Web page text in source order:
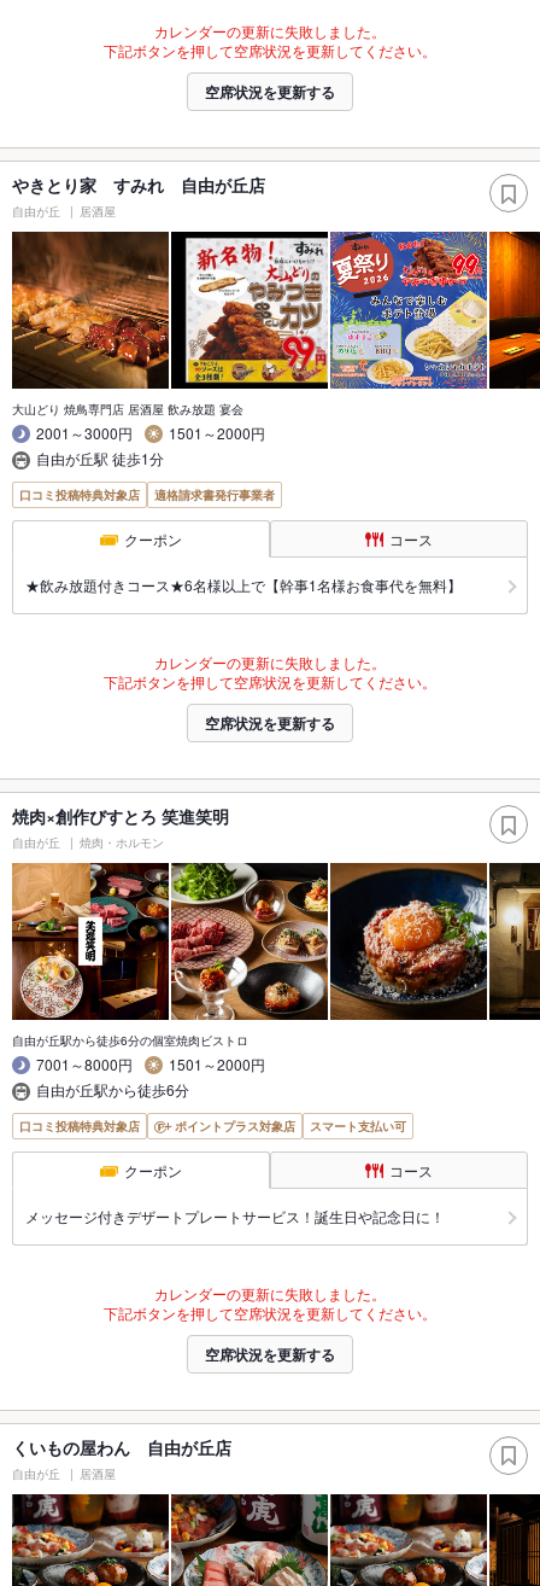
カレンダーの更新に失敗しました。
下記ボタンを押して空席状況を更新してください。
空席状況を更新する
やきとり家 すみれ 自由が丘店
自由が丘 居酒屋
大山どり 焼鳥専門店 居酒屋 飲み放題 宴会
2001～3000円
1501～2000円
自由が丘駅 徒歩1分
口コミ投稿特典対象店 適格請求書発行事業者
クーポン コース
★飲み放題付きコース★6名様以上で【幹事1名様お食事代を無料】
カレンダーの更新に失敗しました。
下記ボタンを押して空席状況を更新してください。
空席状況を更新する
焼肉×創作びすとろ 笑進笑明
自由が丘 焼肉・ホルモン
自由が丘駅から徒歩6分の個室焼肉ビストロ
7001～8000円
1501～2000円
自由が丘駅から徒歩6分
口コミ投稿特典対象店 ポイントプラス対象店 スマート支払い可
クーポン コース
メッセージ付きデザートプレートサービス！誕生日や記念日に！
カレンダーの更新に失敗しました。
下記ボタンを押して空席状況を更新してください。
空席状況を更新する
くいもの屋わん 自由が丘店
自由が丘 居酒屋